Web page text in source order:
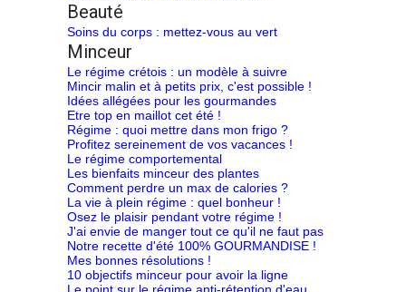
Beauté
Soins du corps : mettez-vous au vert
Minceur
Le régime crétois : un modèle à suivre
Mincir malin et à petits prix, c'est possible !
Idées allégées pour les gourmandes
Etre top en maillot cet été !
Régime : quoi mettre dans mon frigo ?
Profitez sereinement de vos vacances !
Le régime comportemental
Les bienfaits minceur des plantes
Comment perdre un max de calories ?
La vie à plein régime : quel bonheur !
Osez le plaisir pendant votre régime !
J'ai envie de manger tout ce qu'il ne faut pas
Notre recette d'été 100% GOURMANDISE !
Mes bonnes résolutions !
10 objectifs minceur pour avoir la ligne